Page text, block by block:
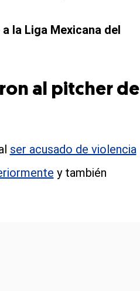
la Liga Mexicana del
al pitcher de
ser acusado de violencia
y también